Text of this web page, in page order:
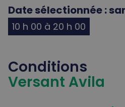
Date sélectionnée :
10 h 00 à 20 h 00
Conditions
Versant Avila